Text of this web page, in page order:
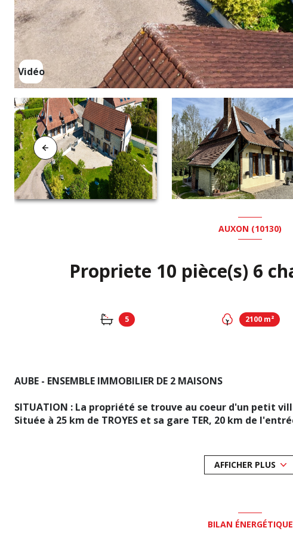
Vidéo
AUXON (10130)
5 2100 m²
AUBE - ENSEMBLE IMMOBILIER DE 2 MAISONS
SITUATION : La propriété se trouve au coeur d'un petit
Située à 25 km de TROYES et sa gare TER, 20 km de
DESCRIPTION : idéale activité professionnelle: la
L'HABITATION : La maison d'habitation principale est
AFFICHER PLUS
BILAN ÉNERGÉTIQUE